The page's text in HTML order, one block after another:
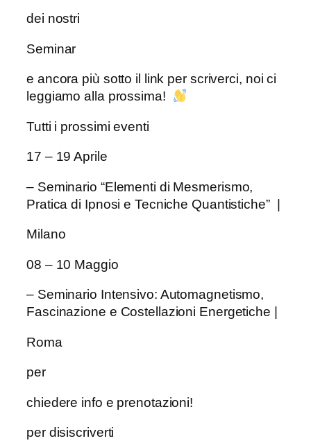
dei nostri
Seminar
e ancora più sotto il link per scriverci, noi ci
leggiamo alla prossima!
Tutti i prossimi eventi
17 – 19 Aprile
– Seminario “Elementi di Mesmerismo,
Pratica di Ipnosi e Tecniche Quantistiche” |
Milano
08 – 10 Maggio
– Seminario Intensivo: Automagnetismo,
Fascinazione e Costellazioni Energetiche |
Roma
per
chiedere info e prenotazioni!
per disiscriverti